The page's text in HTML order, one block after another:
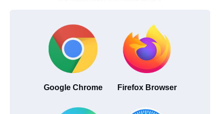
Google Chrome Firefox Browser